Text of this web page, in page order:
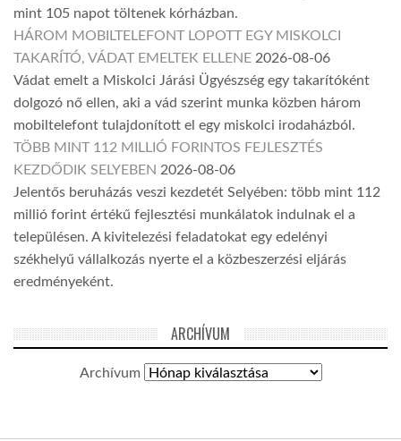
mint 105 napot töltenek kórházban.
HÁROM MOBILTELEFONT LOPOTT EGY MISKOLCI
TAKARÍTÓ, VÁDAT EMELTEK ELLENE 2026-08-06
Vádat emelt a Miskolci Járási Ügyészség egy takarítóként
dolgozó nő ellen, aki a vád szerint munka közben három
mobiltelefont tulajdonított el egy miskolci irodaházból.
TÖBB MINT 112 MILLIÓ FORINTOS FEJLESZTÉS
KEZDŐDIK SELYEBEN 2026-08-06
Jelentős beruházás veszi kezdetét Selyében: több mint 112
millió forint értékű fejlesztési munkálatok indulnak el a
településen. A kivitelezési feladatokat egy edelényi
székhelyű vállalkozás nyerte el a közbeszerzési eljárás
eredményeként.
ARCHÍVUM
Archívum